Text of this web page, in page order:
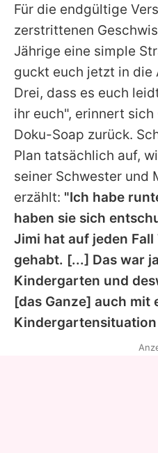
Für die endgültige
zerstrittenen
Jährige eine simple
guckt euch jetzt in die
Drei, dass es euch
ihr euch", erinnert
Doku-Soap zurück.
Plan tatsächlich auf,
seiner Schwester und
erzählt: "Ich habe
haben sie sich
Jimi hat auf jeden
gehabt. [...] Das war
Kindergarten und
[das Ganze] auch mit